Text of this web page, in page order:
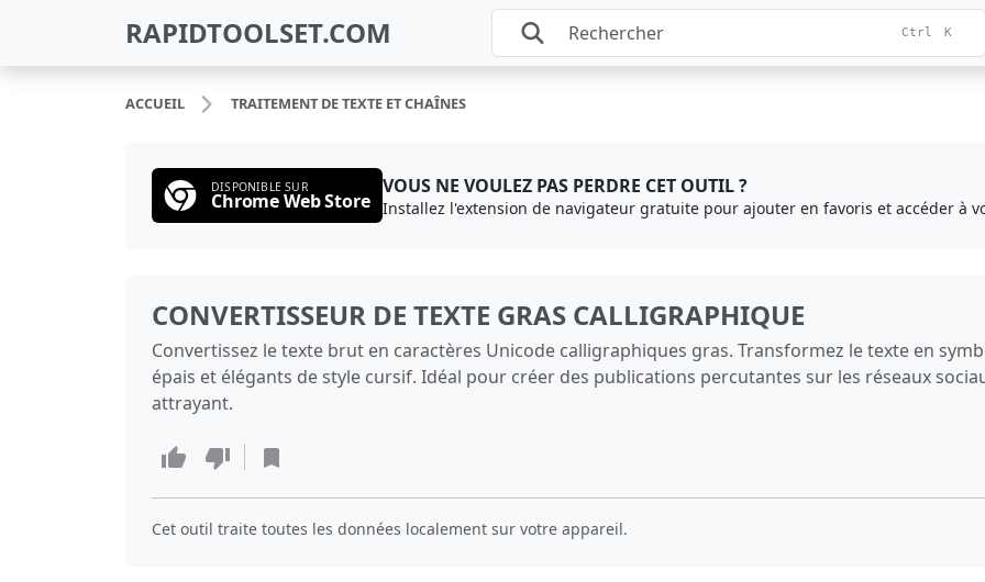
RAPIDTOOLSET.COM Ctrl K
ACCUEIL TRAITEMENT DE TEXTE ET CHAÎNES
DISPONIBLE SUR
Chrome Web Store
VOUS NE VOULEZ PAS PERDRE CET OUTIL ?
Installez l'extension de navigateur gratuite pour ajouter en favoris et accéder à
CONVERTISSEUR DE TEXTE GRAS CALLIGRAPHIQUE
Convertissez le texte brut en caractères Unicode calligraphiques gras. Transformez le texte en
épais et élégants de style cursif. Idéal pour créer des publications percutantes sur les réseaux
attrayant.
Cet outil traite toutes les données localement sur votre appareil.